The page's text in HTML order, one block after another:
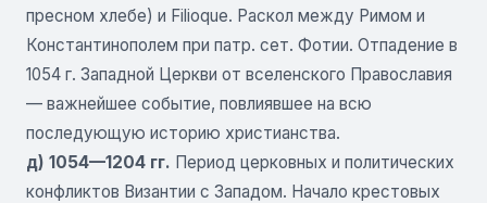
пресном хлебе) и Filioque. Раскол между Римом и
Константинополем при патр. сет. Фотии. Отпадение в
1054 г. Западной Церкви от вселенского Православия
— важнейшее событие, повлиявшее на всю
последующую историю христианства.
д) 1054—1204 гг. Период церковных и политических
конфликтов Византии с Западом. Начало крестовых